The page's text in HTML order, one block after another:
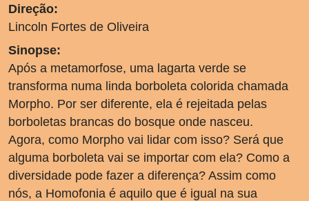
Direção:
Lincoln Fortes de Oliveira
Sinopse:
Após a metamorfose, uma lagarta verde se
transforma numa linda borboleta colorida chamada
Morpho. Por ser diferente, ela é rejeitada pelas
borboletas brancas do bosque onde nasceu.
Agora, como Morpho vai lidar com isso? Será que
alguma borboleta vai se importar com ela? Como a
diversidade pode fazer a diferença? Assim como
nós, a Homofonia é aquilo que é igual na sua